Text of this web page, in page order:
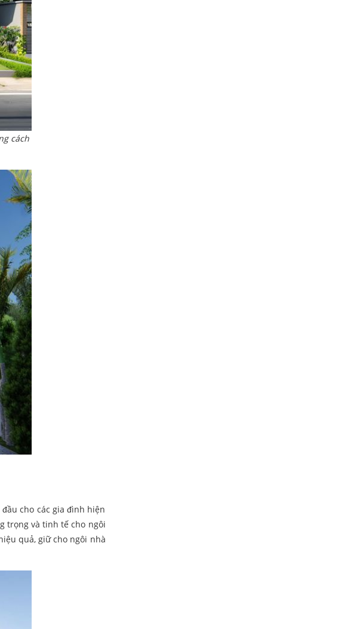
cách
cho các gia đình hiện
trọng và tinh tế cho ngôi
quả, giữ cho ngôi nhà